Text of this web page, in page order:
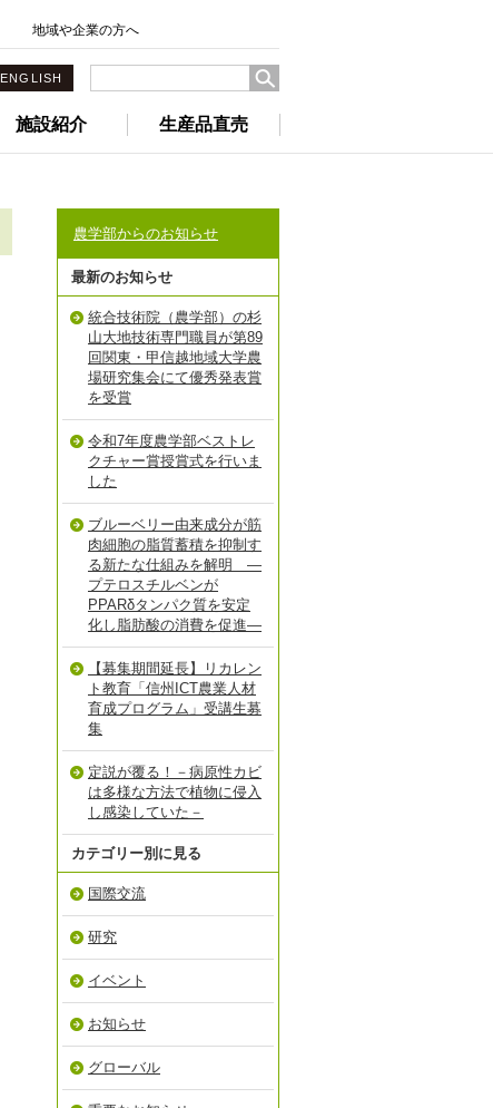
施設紹介 生産品直売
地域や企業の方へ
ENGLISH
農学部からのお知らせ
最新のお知らせ
統合技術院（農学部）の杉
山大地技術専門職員が第89
回関東・甲信越地域大学農
場研究集会にて優秀発表賞
を受賞
令和7年度農学部ベストレ
クチャー賞授賞式を行いま
した
ブルーベリー由来成分が筋
肉細胞の脂質蓄積を抑制す
る新たな仕組みを解明 ―
プテロスチルベンが
PPARδタンパク質を安定
化し脂肪酸の消費を促進―
【募集期間延長】リカレン
ト教育「信州ICT農業人材
育成プログラム」受講生募
集
定説が覆る！－病原性カビ
は多様な方法で植物に侵入
し感染していた－
カテゴリー別に見る
国際交流
研究
イベント
お知らせ
グローバル